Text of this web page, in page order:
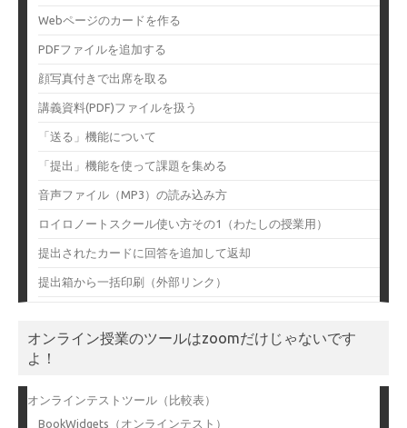
Webページのカードを作る
PDFファイルを追加する
顔写真付きで出席を取る
講義資料(PDF)ファイルを扱う
「送る」機能について
「提出」機能を使って課題を集める
音声ファイル（MP3）の読み込み方
ロイロノートスクール使い方その1（わたしの授業用）
提出されたカードに回答を追加して返却
提出箱から一括印刷（外部リンク）
オンライン授業のツールはzoomだけじゃないです
よ！
オンラインテストツール（比較表）
BookWidgets（オンラインテスト）